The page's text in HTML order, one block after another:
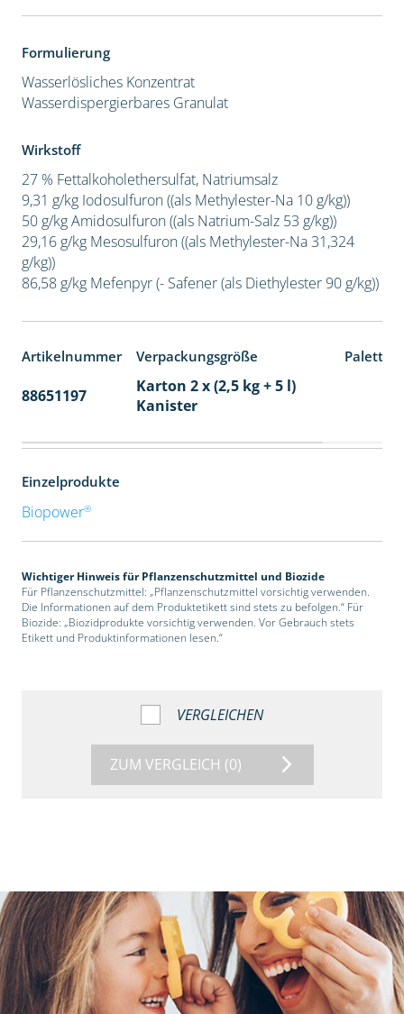
Formulierung
Wasserlösliches Konzentrat
Wasserdispergierbares Granulat
Wirkstoff
27 % Fettalkoholethersulfat, Natriumsalz
9,31 g/kg Iodosulfuron ((als Methylester-Na 10 g/kg))
50 g/kg Amidosulfuron ((als Natrium-Salz 53 g/kg))
29,16 g/kg Mesosulfuron ((als Methylester-Na 31,324
g/kg))
86,58 g/kg Mefenpyr (- Safener (als Diethylester 90 g/kg))
Artikelnummer Verpackungsgröße
88651197
Karton 2 x (2,5 kg + 5 l)
Kanister
Einzelprodukte
Biopower®
Wichtiger Hinweis für Pflanzenschutzmittel und Biozide
Für Pflanzenschutzmittel: „Pflanzenschutzmittel vorsichtig verwenden.
Die Informationen auf dem Produktetikett sind stets zu befolgen.“ Für
Biozide: „Biozidprodukte vorsichtig verwenden. Vor Gebrauch stets
Etikett und Produktinformationen lesen.“
VERGLEICHEN
ZUM VERGLEICH (0)